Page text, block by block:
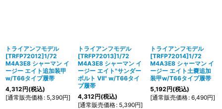
トライアンフモデル
[TRFP72012]1/72
M4A3E8 シャーマン イ
ージー エイト追加装甲
w/T66タイプ履帯
4,312円(税込)
[通常販売価格: 5,390円]
トライアンフモデル
[TRFP72013]1/72
M4A3E8 シャーマン イ
ージー エイト"サンダー
ボルト VII" w/T66タイ
プ履帯
4,312円(税込)
[通常販売価格: 5,390円]
トライアンフモデル
[TRFP72014]1/72
M4A3E8 シャーマン イ
ージー エイト土嚢追加
装甲w/T66タイプ履帯
5,192円(税込)
[通常販売価格: 6,490円]